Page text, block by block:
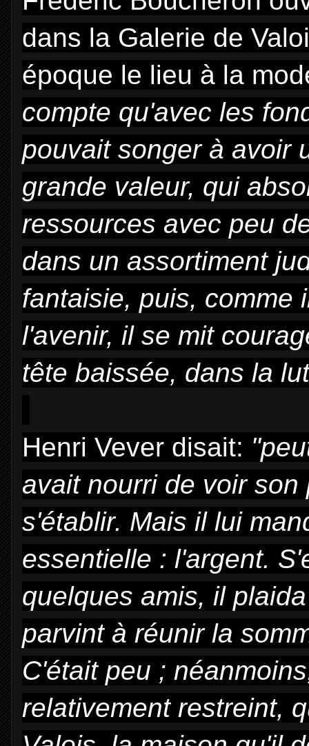
dans la Galerie de
époque le lieu à la
compte qu'avec les
pouvait songer à avoir
grande valeur, qui
ressources avec peu
dans un assortiment
fantaisie, puis, comme
l'avenir, il se mit
tête baissée, dans la
Henri Vever disait:
avait nourri de voir
s'établir. Mais il lui
essentielle : l'argent.
quelques amis, il
parvint à réunir la
C'était peu ;
relativement restreint,